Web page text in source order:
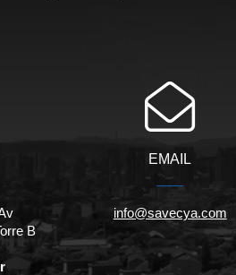
B
EMAIL
info@savecya.com